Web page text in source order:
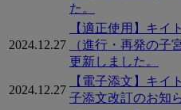
た。
2024.12.27
【適正使用】キイ
（進行・再発の子
更新しました。
2024.12.27
【電子添文】キイ
子添文改訂のお知